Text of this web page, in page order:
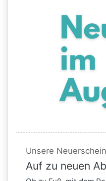
Unsere
Auf zu neuen